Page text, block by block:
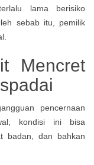
lama berisiko
sebab itu, pemilik
Mencret
pencernaan
kondisi ini bisa
badan, dan bahkan